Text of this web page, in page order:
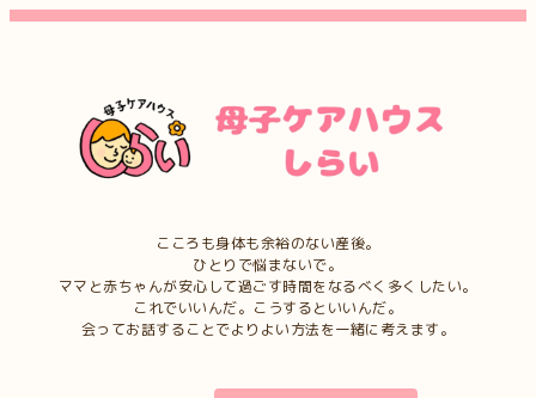
こころも身体も余裕のない産後。
ひとりで悩まないで。
ママと赤ちゃんが安心して過ごす時間をなるべく多くしたい。
これでいいんだ。こうするといいんだ。
会ってお話することでよりよい方法を一緒に考えます。